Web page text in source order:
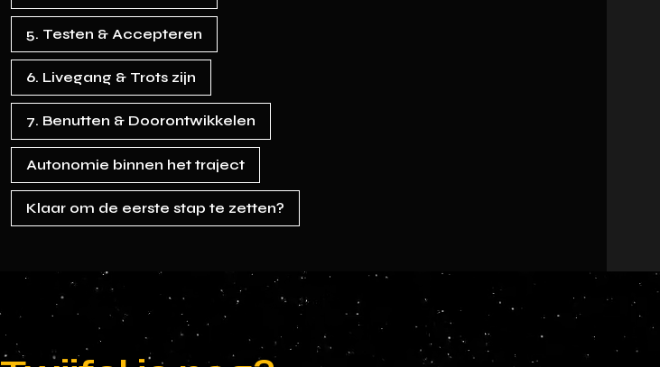
5. Testen & Accepteren
6. Livegang & Trots zijn
7. Benutten & Doorontwikkelen
Autonomie binnen het traject
Klaar om de eerste stap te zetten?